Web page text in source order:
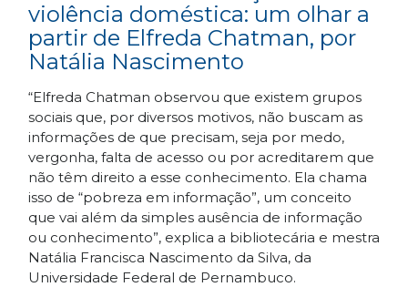
violência doméstica: um olhar a
partir de Elfreda Chatman, por
Natália Nascimento
“Elfreda Chatman observou que existem grupos
sociais que, por diversos motivos, não buscam as
informações de que precisam, seja por medo,
vergonha, falta de acesso ou por acreditarem que
não têm direito a esse conhecimento. Ela chama
isso de “pobreza em informação”, um conceito
que vai além da simples ausência de informação
ou conhecimento”, explica a bibliotecária e mestra
Natália Francisca Nascimento da Silva, da
Universidade Federal de Pernambuco.